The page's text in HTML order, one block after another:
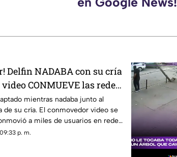
Delfin NADABA con su cría
CONMUEVE las redes
mientras nadaba junto al
de su cría. El conmovedor video se
a miles de usuarios en redes
p. m.